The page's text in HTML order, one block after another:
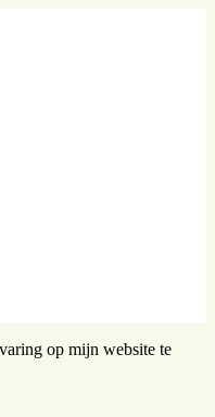
op mijn website te